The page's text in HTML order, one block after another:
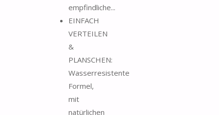
empfindliche...
EINFACH
VERTEILEN
&
PLANSCHEN:
Wasserresistente
Formel,
mit
natürlichen